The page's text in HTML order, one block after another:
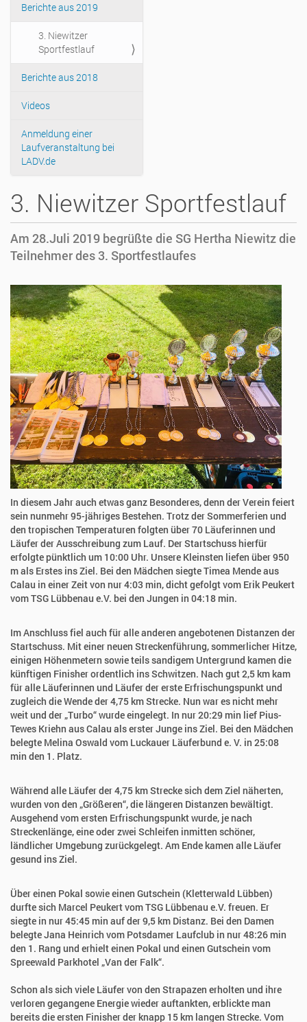
Berichte aus 2019
3. Niewitzer
Sportfestlauf
Berichte aus 2018
Videos
Anmeldung einer
Laufveranstaltung bei
LADV.de
3. Niewitzer Sportfestlauf
Am 28.Juli 2019 begrüßte die SG Hertha Niewitz die
Teilnehmer des 3. Sportfestlaufes
In diesem Jahr auch etwas ganz Besonderes, denn der Verein feiert
sein nunmehr 95-jähriges Bestehen. Trotz der Sommerferien und
den tropischen Temperaturen folgten über 70 Läuferinnen und
Läufer der Ausschreibung zum Lauf. Der Startschuss hierfür
erfolgte pünktlich um 10:00 Uhr. Unsere Kleinsten liefen über 950
m als Erstes ins Ziel. Bei den Mädchen siegte Timea Mende aus
Calau in einer Zeit von nur 4:03 min, dicht gefolgt vom Erik Peukert
vom TSG Lübbenau e.V. bei den Jungen in 04:18 min.
Im Anschluss fiel auch für alle anderen angebotenen Distanzen der
Startschuss. Mit einer neuen Streckenführung, sommerlicher Hitze,
einigen Höhenmetern sowie teils sandigem Untergrund kamen die
künftigen Finisher ordentlich ins Schwitzen. Nach gut 2,5 km kam
für alle Läuferinnen und Läufer der erste Erfrischungspunkt und
zugleich die Wende der 4,75 km Strecke. Nun war es nicht mehr
weit und der „Turbo“ wurde eingelegt. In nur 20:29 min lief Pius-
Tewes Kriehn aus Calau als erster Junge ins Ziel. Bei den Mädchen
belegte Melina Oswald vom Luckauer Läuferbund e. V. in 25:08
min den 1. Platz.
Während alle Läufer der 4,75 km Strecke sich dem Ziel näherten,
wurden von den „Größeren“, die längeren Distanzen bewältigt.
Ausgehend vom ersten Erfrischungspunkt wurde, je nach
Streckenlänge, eine oder zwei Schleifen inmitten schöner,
ländlicher Umgebung zurückgelegt. Am Ende kamen alle Läufer
gesund ins Ziel.
Über einen Pokal sowie einen Gutschein (Kletterwald Lübben)
durfte sich Marcel Peukert vom TSG Lübbenau e.V. freuen. Er
siegte in nur 45:45 min auf der 9,5 km Distanz. Bei den Damen
belegte Jana Heinrich vom Potsdamer Laufclub in nur 48:26 min
den 1. Rang und erhielt einen Pokal und einen Gutschein vom
Spreewald Parkhotel „Van der Falk“.
Schon als sich viele Läufer von den Strapazen erholten und ihre
verloren gegangene Energie wieder auftankten, erblickte man
bereits die ersten Finisher der knapp 15 km langen Strecke. Vom